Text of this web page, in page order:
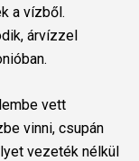
a vízből.
árvízzel
vett
vinni, csupán
vezeték nélkül